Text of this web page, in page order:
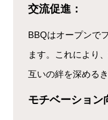
交流促進：
BBQはオープンで
ます。これにより
互いの絆を深める
モチベーション